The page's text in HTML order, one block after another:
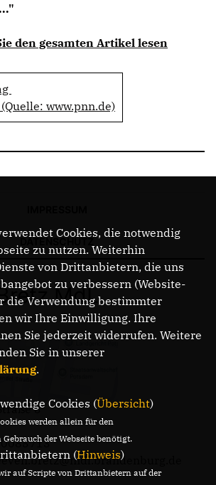
den gesamten Artikel lesen
www.pnn.de)
MdL
3
Cookies, die notwendig
zu nutzen. Weiterhin
von Drittanbietern, die uns
zu verbessern (Website-
die Verwendung bestimmter
wir Ihre Einwilligung. Ihre
Sie jederzeit widerrufen. Weitere
Sie in unserer
.
Cookies (Übersicht)
werden allein für den
der Webseite benötigt.
(Hinweis)
auf Scripte von Drittanbietern auf der